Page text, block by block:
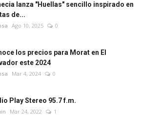
lanza "Huellas" sencillo inspirado en
de...
Ago 10, 2025 0
los precios para Morat en El
este 2024
Mar 4, 2024 0
Play Stereo 95.7 f.m.
Mar 24, 2022 1